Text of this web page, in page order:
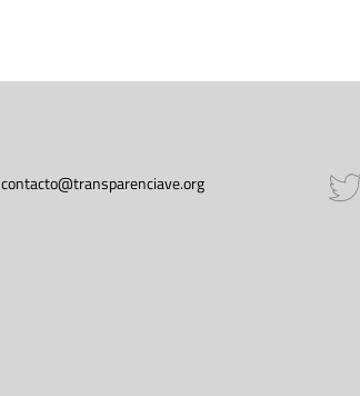
contacto@transparenciave.org